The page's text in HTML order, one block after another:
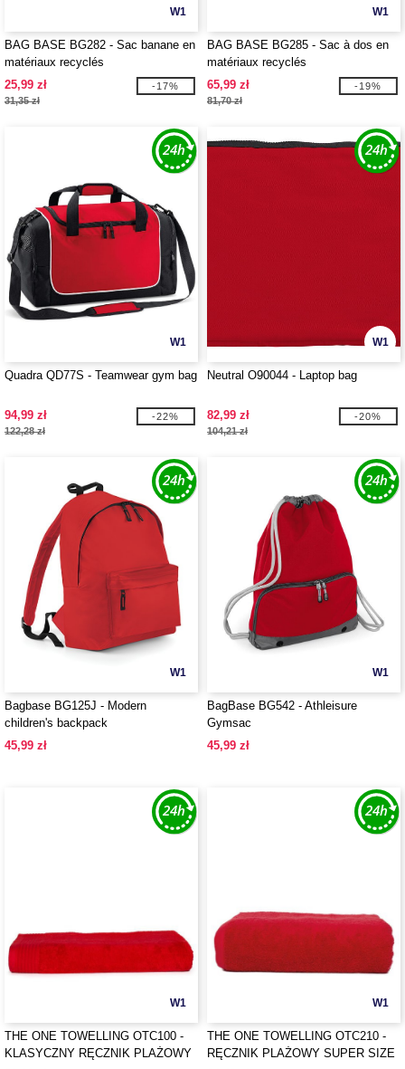
W1
BAG BASE BG282 - Sac banane en
matériaux recyclés
25,99 zł
31,35 zł
-17%
W1
BAG BASE BG285 - Sac à dos en
matériaux recyclés
65,99 zł
81,70 zł
-19%
W1
Quadra QD77S - Teamwear gym bag
94,99 zł
122,28 zł
-22%
W1
Neutral O90044 - Laptop bag
82,99 zł
104,21 zł
-20%
W1
Bagbase BG125J - Modern
children's backpack
45,99 zł
W1
BagBase BG542 - Athleisure
Gymsac
45,99 zł
W1
THE ONE TOWELLING OTC100 -
KLASYCZNY RĘCZNIK PLAŻOWY
W1
THE ONE TOWELLING OTC210 -
RĘCZNIK PLAŻOWY SUPER SIZE